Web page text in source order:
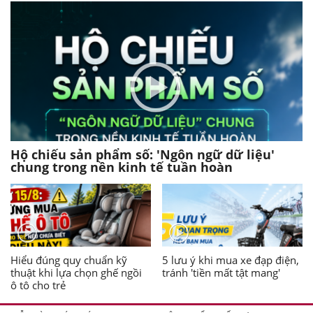
Hộ chiếu sản phẩm số: 'Ngôn ngữ dữ liệu'
chung trong nền kinh tế tuần hoàn
Hiểu đúng quy chuẩn kỹ
thuật khi lựa chọn ghế ngồi
ô tô cho trẻ
5 lưu ý khi mua xe đạp điện,
tránh 'tiền mất tật mang'